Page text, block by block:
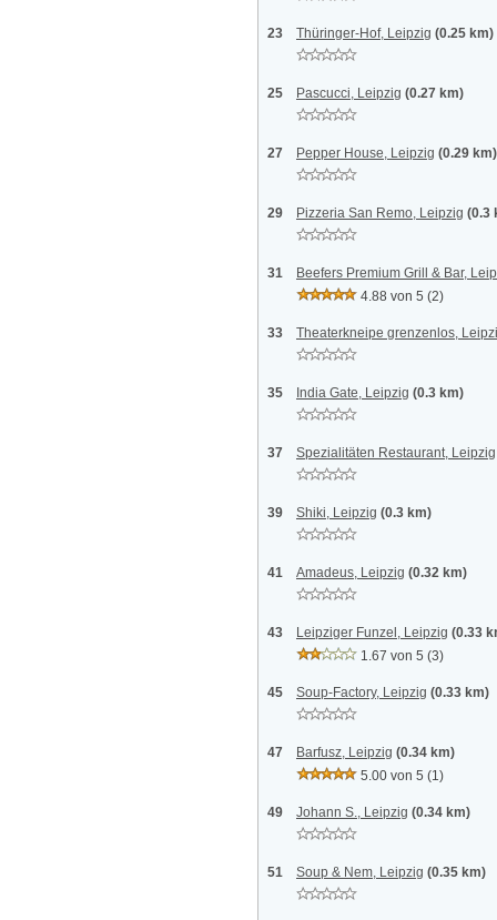
23 Thüringer-Hof, Leipzig (0.25 km)
25 Pascucci, Leipzig (0.27 km)
27 Pepper House, Leipzig (0.29 km)
29 Pizzeria San Remo, Leipzig (0.3
31
Beefers Premium Grill & Bar,
4.88 von 5 (2)
33 Theaterkneipe grenzenlos,
35 India Gate, Leipzig (0.3 km)
37 Spezialitäten Restaurant, Leipzig
39 Shiki, Leipzig (0.3 km)
41 Amadeus, Leipzig (0.32 km)
43 Leipziger Funzel, Leipzig (0.33
1.67 von 5 (3)
45 Soup-Factory, Leipzig (0.33 km)
47 Barfusz, Leipzig (0.34 km)
5.00 von 5 (1)
49 Johann S., Leipzig (0.34 km)
51 Soup & Nem, Leipzig (0.35 km)